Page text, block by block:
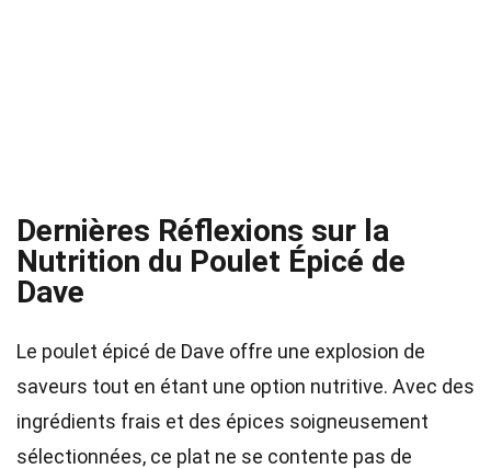
Dernières Réflexions sur la
Nutrition du Poulet Épicé de
Dave
Le poulet épicé de Dave offre une explosion de
saveurs tout en étant une option nutritive. Avec des
ingrédients frais et des épices soigneusement
sélectionnées, ce plat ne se contente pas de